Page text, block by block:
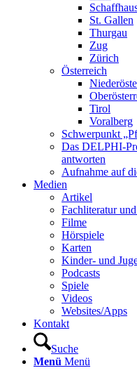
St. Gallen
Thurgau
Zug
Zürich
Österreich
Tirol
Voralberg
Schwerpunkt
Das DELPHI-
antworten
Aufnahme auf
Medien
Artikel
Fachliteratur
Filme
Hörspiele
Karten
Kinder- und
Podcasts
Spiele
Videos
Websites/Apps
Kontakt
Suche
Menü Menü